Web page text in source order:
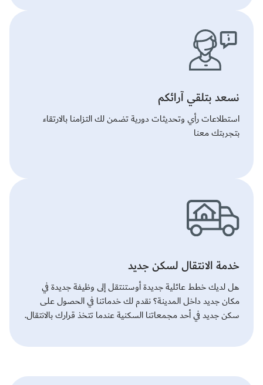
نسعد بتلقي آرائكم
استطلاعات رأي وتحديثات دورية تضمن لك التزامنا بالارتقاء
بتجربتك معنا
خدمة الانتقال لسكن جديد
هل لديك خطط عائلية جديدة أوستنتقل إلى وظيفة جديدة في
مكان جديد داخل المدينة؟ نقدم لك خدماتنا في الحصول على
سكن جديد في أحد مجمعاتنا السكنية عندما تتخذ قرارك بالانتقال.